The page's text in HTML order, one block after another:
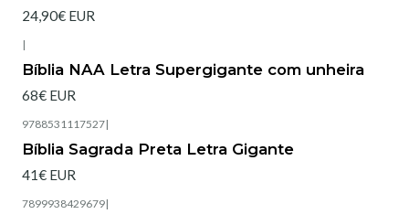
24,90€ EUR
|
Bíblia NAA Letra Supergigante com unheira
68€ EUR
9788531117527|
Bíblia Sagrada Preta Letra Gigante
41€ EUR
7899938429679|